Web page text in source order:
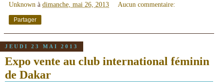
Unknown à dimanche, mai 26, 2013 Aucun commentaire:
Partager
JEUDI 23 MAI 2013
Expo vente au club international féminin
de Dakar